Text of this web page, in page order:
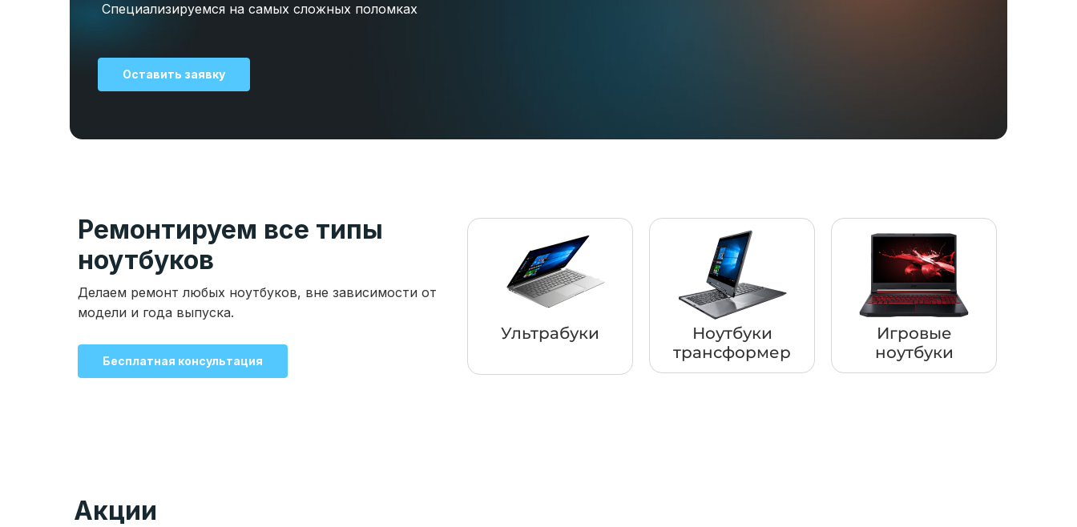
Специализируемся на самых сложных поломках
Оставить заявку
Ремонтируем все типы
ноутбуков
Делаем ремонт любых ноутбуков, вне зависимости от
модели и года выпуска.
Бесплатная консультация
Ультрабуки
Ноутбуки
трансформер
Игровые
ноутбуки
Акции